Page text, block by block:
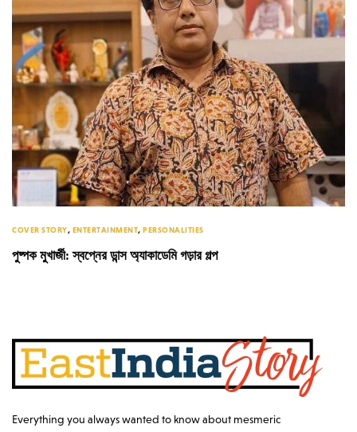
COVER STORY, ENTERTAINMENT, PERSONALITIES
পুষ্পক মুখার্জী: স্বপ্নের ডান্স অ্যাকাডেমি গড়ার গল্প
Everything you always wanted to know about mesmeric